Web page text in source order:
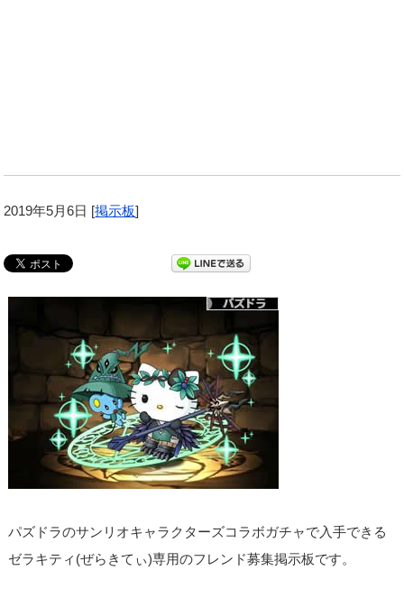
2019年5月6日 [掲示板]
パズドラのサンリオキャラクターズコラボガチャで入手できる
ゼラキティ(ぜらきてぃ)専用のフレンド募集掲示板です。